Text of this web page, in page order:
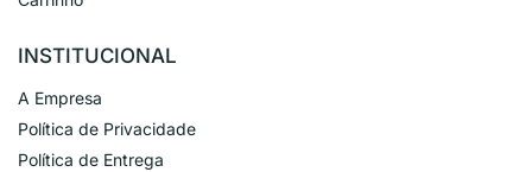
INSTITUCIONAL
A Empresa
Política de Privacidade
Política de Entrega